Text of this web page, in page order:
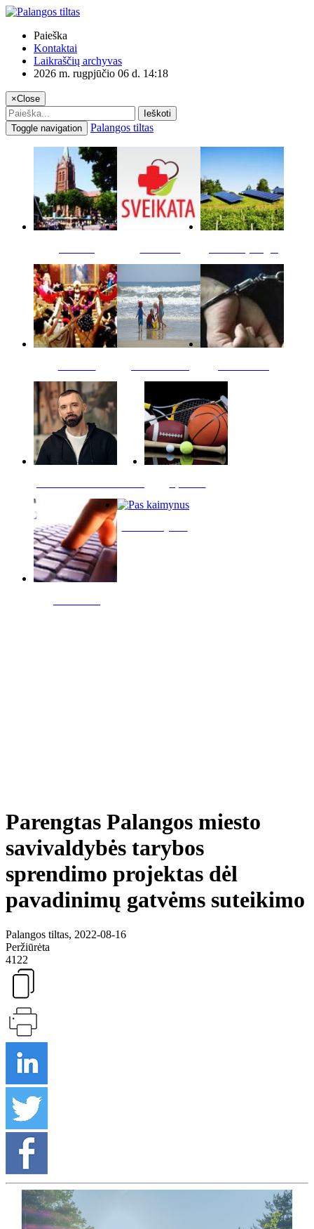
Paieška
Kontaktai
Laikraščių archyvas
2026 m. rugpjūčio 06 d. 14:18
×Close
Ieškoti
Toggle navigation
Palangos tiltas
Parengtas Palangos miesto
savivaldybės tarybos
sprendimo projektas dėl
pavadinimų gatvėms suteikimo
Palangos tiltas, 2022-08-16
Peržiūrėta
4122